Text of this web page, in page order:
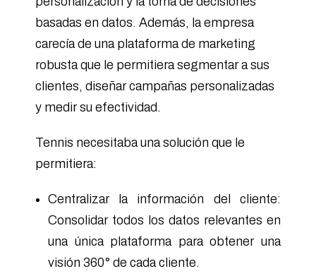
basadas en datos. Además, la empresa
carecía de una plataforma de marketing
robusta que le permitiera segmentar a sus
clientes, diseñar campañas personalizadas
y medir su efectividad.
Tennis necesitaba una solución que le
permitiera:
Centralizar la información del cliente:
Consolidar todos los datos relevantes en
una única plataforma para obtener una
visión 360° de cada cliente.